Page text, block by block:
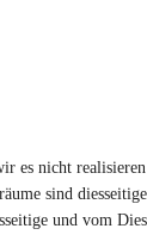
es nicht
sind
und vom